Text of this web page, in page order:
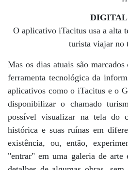
DIGITAL
O aplicativo iTacitus usa a alta
turista viajar no
Mas os dias atuais são marcados
ferramenta tecnológica da
aplicativos como o iTacitus e o
disponibilizar o chamado
possível visualizar na tela do
histórica e suas ruínas em
existência, ou, então,
"entrar" em uma galeria de arte